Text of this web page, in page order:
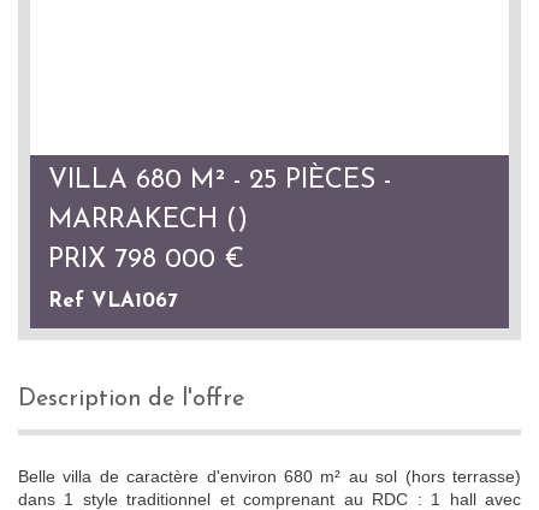
VILLA 680 M² - 25 PIÈCES -
MARRAKECH ()
PRIX 798 000 €
Ref VLA1067
description de l'offre
Belle villa de caractère d'environ 680 m² au sol (hors terrasse)
dans 1 style traditionnel et comprenant au RDC : 1 hall avec